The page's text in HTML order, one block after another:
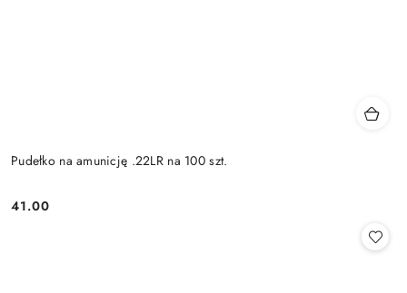
Pudełko na amunicję .22LR na 100 szt.
Cena:
41.00